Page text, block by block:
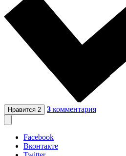
Нравится 2 3 комментария
Facebook
Вконтакте